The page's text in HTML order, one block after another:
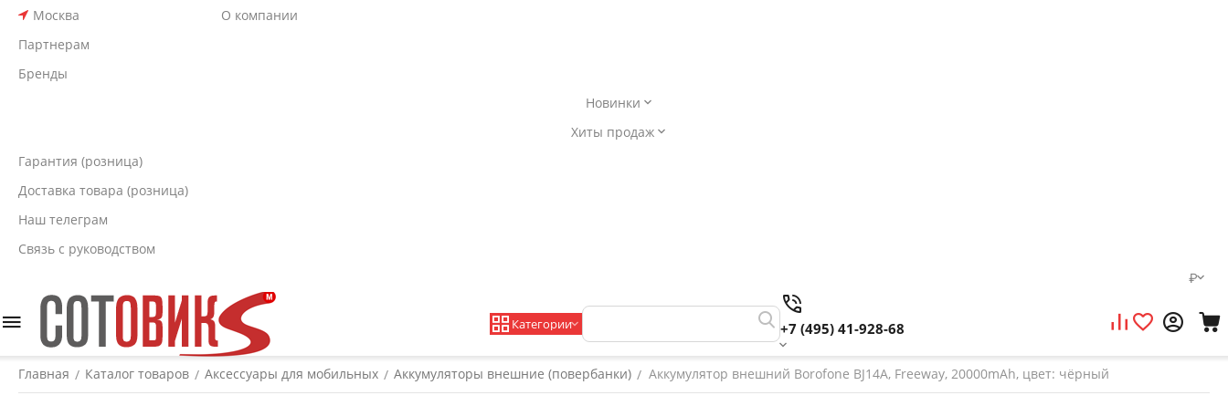
Москва
О компании
Партнерам
Бренды
Новинки
Хиты продаж
Гарантия (розница)
Доставка товара (розница)
Наш телеграм
Связь с руководством
₽
Категории +7 (495) 41-928-68
Главная / Каталог товаров / Аксессуары для мобильных / Аккумуляторы внешние (повербанки) / Аккумулятор внешний Borofone BJ14A, Freeway, 20000mAh, цвет: чёрный